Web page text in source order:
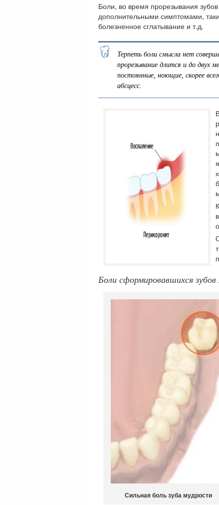
Боли, во время прорезывания
дополнительными симптомами,
болезненное сглатывание и т.д.
Терпеть боли смысла нет
прорезывание длится и до двух
постоянные, ноющие, скорее
абсцесс.
Боли сформировавшихся
Сильная боль зуба мудрости